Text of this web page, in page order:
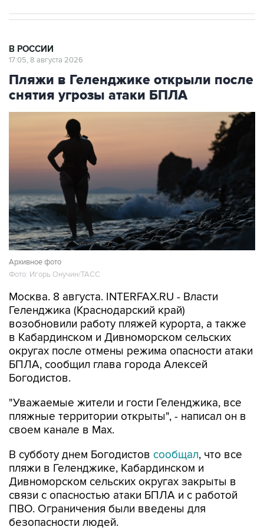
В РОССИИ
17:05, 8 августа 2026
Пляжи в Геленджике открыли после
снятия угрозы атаки БПЛА
Архивное фото
Фото: Игорь Онучин/ТАСС
Москва. 8 августа. INTERFAX.RU - Власти
Геленджика (Краснодарский край)
возобновили работу пляжей курорта, а также
в Кабардинском и Дивноморском сельских
округах после отмены режима опасности атаки
БПЛА, сообщил глава города Алексей
Богодистов.
"Уважаемые жители и гости Геленджика, все
пляжные территории открыты", - написал он в
своем канале в Max.
В субботу днем Богодистов сообщал, что все
пляжи в Геленджике, Кабардинском и
Дивноморском сельских округах закрыты в
связи с опасностью атаки БПЛА и с работой
ПВО. Ограничения были введены для
безопасности людей.